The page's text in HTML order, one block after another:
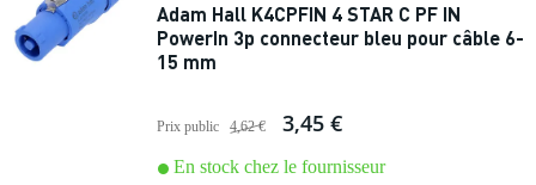
Adam Hall K4CPFIN 4 STAR C PF IN
PowerIn 3p connecteur bleu pour câble 6-
15 mm
Prix public 4,62 € 3,45 €
En stock chez le fournisseur